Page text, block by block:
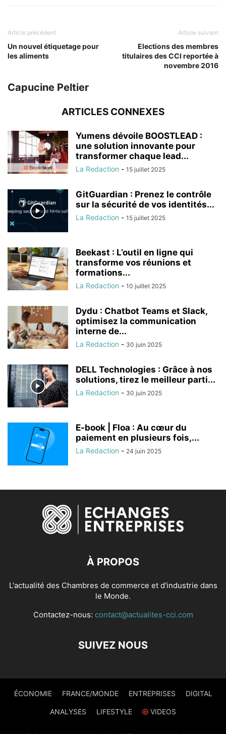
Article précédent
Un nouvel étiquetage pour
les aliments
Article suivant
Elections des membres
titulaires des CCI reportée à
novembre 2016
Capucine Peltier
ARTICLES CONNEXES
Yumens dévoile BOOSTLEAD :
une solution innovante pour
transformer chaque lead...
La Redaction - 15 juillet 2025
GitGuardian : Prenez le contrôle
sur la sécurité de vos identités...
La Redaction - 15 juillet 2025
Beekast : L’outil en ligne qui
transforme vos réunions et
formations...
La Redaction - 10 juillet 2025
Dydu : Chatbot Teams et Slack,
optimisez la communication
interne de...
La Redaction - 30 juin 2025
DELL Technologies : Grâce à nos
solutions, tirez le meilleur parti...
La Redaction - 30 juin 2025
E-book | Floa : Au cœur du
paiement en plusieurs fois,...
La Redaction - 24 juin 2025
À PROPOS
L'actualité des Chambres de commerce et d'industrie dans
le Monde.
Contactez-nous: contact@actualites-cci.com
SUIVEZ NOUS
ÉCONOMIE FRANCE/MONDE ENTREPRISES DIGITAL
ANALYSES LIFESTYLE VIDEOS